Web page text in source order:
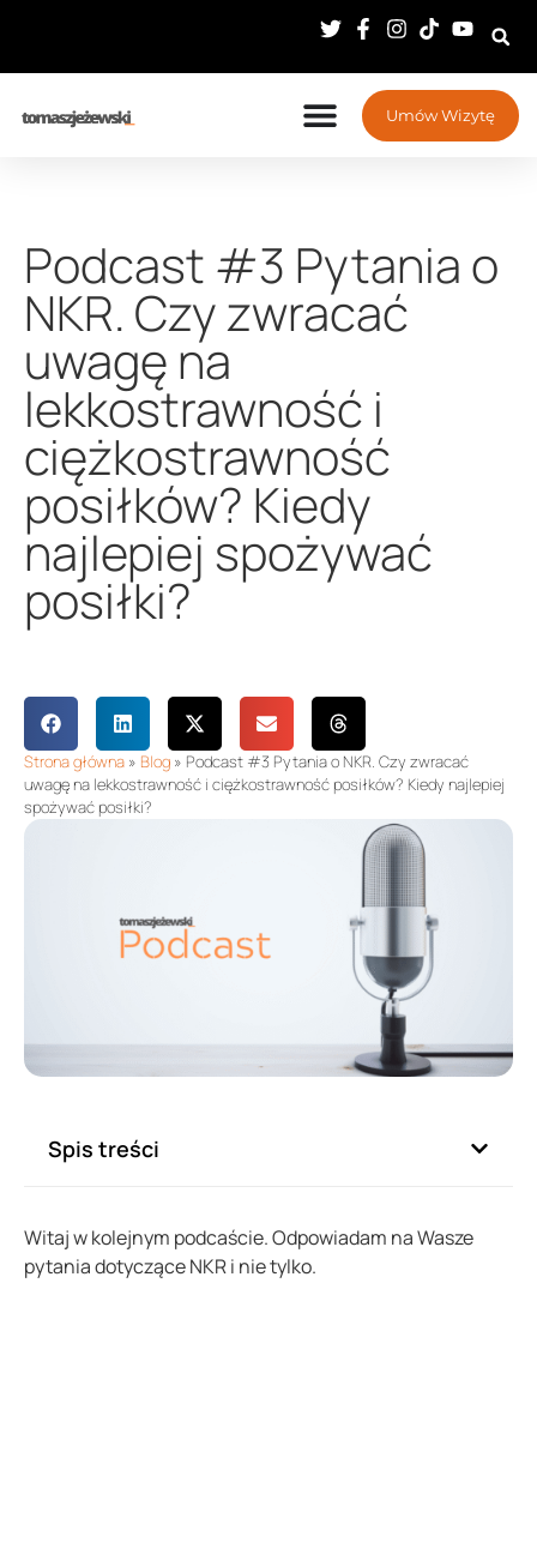
Umów Wizytę
Podcast #3 Pytania o
NKR. Czy zwracać
uwagę na
lekkostrawność i
ciężkostrawność
posiłków? Kiedy
najlepiej spożywać
posiłki?
Strona główna » Blog » Podcast #3 Pytania o NKR. Czy zwracać
uwagę na lekkostrawność i ciężkostrawność posiłków? Kiedy najlepiej
spożywać posiłki?
Spis treści
Witaj w kolejnym podcaście. Odpowiadam na Wasze
pytania dotyczące NKR i nie tylko.